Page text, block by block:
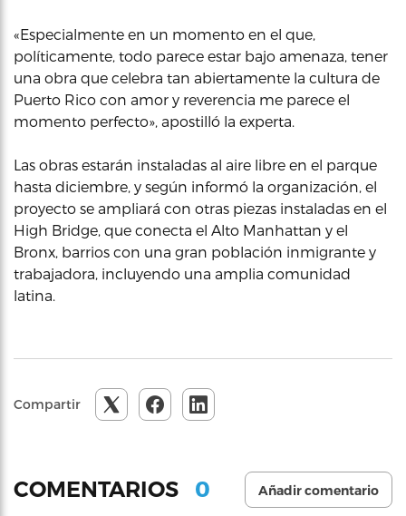
«Especialmente en un momento en el que,
políticamente, todo parece estar bajo amenaza, tener
una obra que celebra tan abiertamente la cultura de
Puerto Rico con amor y reverencia me parece el
momento perfecto», apostilló la experta.
Las obras estarán instaladas al aire libre en el parque
hasta diciembre, y según informó la organización, el
proyecto se ampliará con otras piezas instaladas en el
High Bridge, que conecta el Alto Manhattan y el
Bronx, barrios con una gran población inmigrante y
trabajadora, incluyendo una amplia comunidad
latina.
Compartir
COMENTARIOS 0 Añadir comentario